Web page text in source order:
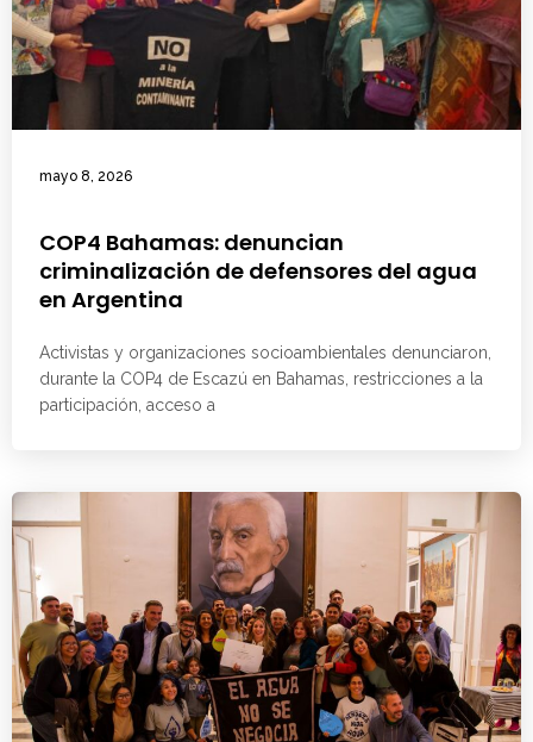
mayo 8, 2026
COP4 Bahamas: denuncian
criminalización de defensores del agua
en Argentina
Activistas y organizaciones socioambientales denunciaron,
durante la COP4 de Escazú en Bahamas, restricciones a la
participación, acceso a